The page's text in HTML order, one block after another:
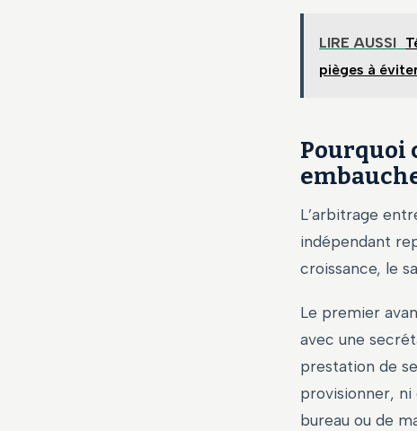
LIRE AUSSI
pièges à
Pourquoi
L’arbitrage
indépendant
croissance, le
Le premier
avec une
prestation de
provisionner, ni
bureau ou de